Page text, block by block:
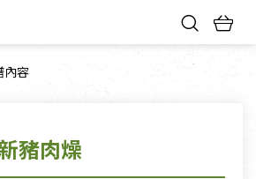
面：
內容
豬肉燥